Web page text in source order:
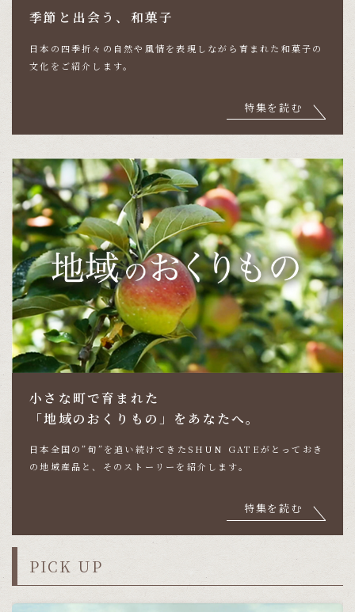
季節と出会う、和菓子
日本の四季折々の自然や風情を表現しながら育まれた 和菓子の
文化をご紹介します。
特集を読む
小さな町で育まれた
「地域のおくりもの」をあなたへ。
日本全国の”旬”を追い続けてきたSHUN GATEが とっておき
の地域産品と、そのストーリーを紹介します。
特集を読む
PICK UP